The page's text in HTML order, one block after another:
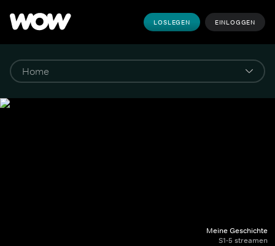
LOSLEGEN EINLOGGEN
Meine Geschichte
S1-5 streamen